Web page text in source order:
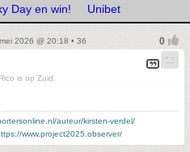
Day en win! Unibet
2026 @ 20:18 • 36
is op Zuid.
auteur/kirsten-verdel/
www.project2025.observer/